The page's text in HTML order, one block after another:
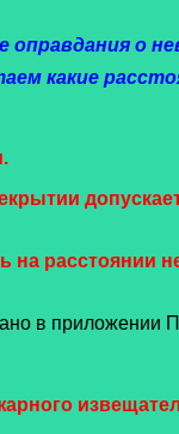
о
какие
на расстоянии
в приложении П